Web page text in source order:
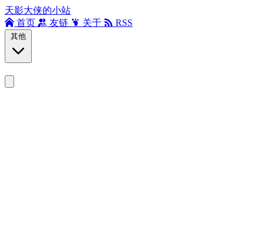
天影大侠的小站
首页
友链 关于 RSS
其他